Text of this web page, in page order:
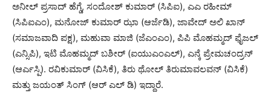
ಅನೀಲ್ ಪ್ರಸಾದ್ ಹೆಗ್ಡೆ, ಸಂದೋಶ್ ಕುಮಾರ್ (ಸಿಪಿಐ), ಎಎ ರಹೀಮ್
(ಸಿಪಿಐಎಂ), ಮನೋಜ್ ಕುಮಾರ್ ಝಾ (ಆರ್ಜೆಡಿ), ಜಾವೇದ್ ಅಲಿ ಖಾನ್
(ಸಮಾಜವಾದಿ ಪಕ್ಷ), ಮಹುವಾ ಮಾಜಿ (ಜೆಎಂಎಂ), ಪಿಪಿ ಮೊಹಮ್ಮದ್ ಫೈಜಲ್
(ಎನ್ಸಿಪಿ), ಇಟಿ ಮೊಹಮ್ಮದ್ ಬಶೀರ್ (ಐಯುಎಂಎಲ್), ಎನ್ಕೆ ಪ್ರೇಮಚಂದ್ರನ್
(ಆರ್ಎಸ್ಪಿ). ರವಿಕುಮಾರ್ (ವಿಸಿಕೆ), ತಿರು ಥೋಲ್ ತಿರುಮಾವಲವನ್ (ವಿಸಿಕೆ)
ಮತ್ತು ಜಯಂತ್ ಸಿಂಗ್ (ಆರ್ ಎಲ್ ಡಿ) ಇದ್ದಾರೆ.